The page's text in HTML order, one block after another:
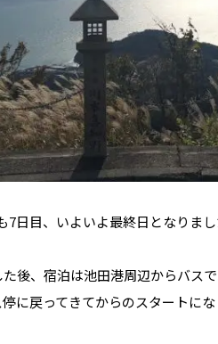
7日目、いよいよ最終日となりまし
後、宿泊は池田港周辺からバス
に戻ってきてからのスタートにな